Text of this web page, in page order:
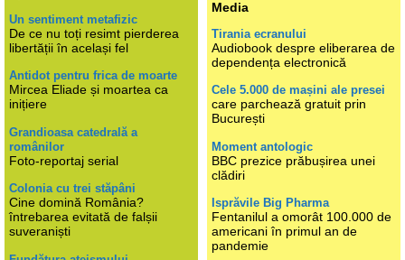
Un sentiment metafizic
De ce nu toți resimt pierderea
libertății în același fel
Antidot pentru frica de moarte
Mircea Eliade și moartea ca
inițiere
Grandioasa catedrală a
românilor
Foto-reportaj serial
Colonia cu trei stăpâni
Cine domină România?
întrebarea evitată de falșii
suveraniști
Media
Tirania ecranului
Audiobook despre eliberarea de
dependența electronică
Cele 5.000 de mașini ale presei
care parchează gratuit prin
București
Moment antologic
BBC prezice prăbușirea unei
clădiri
Isprăvile Big Pharma
Fentanilul a omorât 100.000 de
americani în primul an de
pandemie